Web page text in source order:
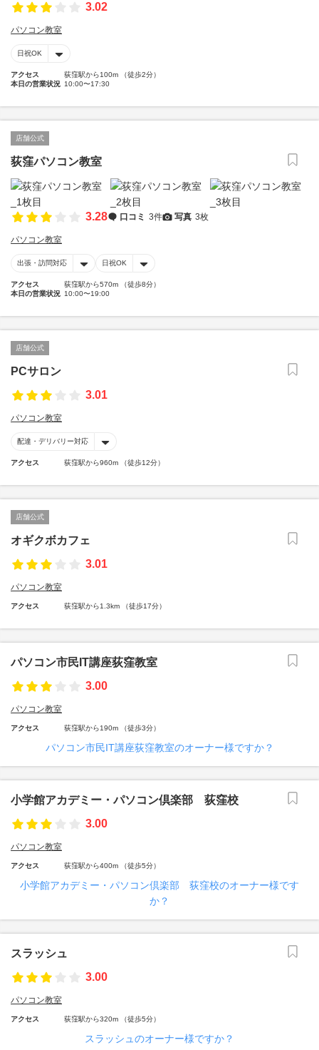
3.02
パソコン教室
日祝OK
アクセス
荻窪駅から100m （徒歩2分）
本日の営業状況 10:00〜17:30
店舗公式
荻窪パソコン教室
3.28 口コミ 3件 写真 3枚
パソコン教室
出張・訪問対応 日祝OK
アクセス
荻窪駅から570m （徒歩8分）
本日の営業状況 10:00〜19:00
店舗公式
PCサロン
3.01
パソコン教室
配達・デリバリー対応
アクセス 荻窪駅から960m （徒歩12分）
店舗公式
オギクボカフェ
3.01
パソコン教室
アクセス 荻窪駅から1.3km （徒歩17分）
パソコン市民IT講座荻窪教室
3.00
パソコン教室
アクセス 荻窪駅から190m （徒歩3分）
パソコン市民IT講座荻窪教室のオーナー様ですか？
小学館アカデミー・パソコン倶楽部 荻窪校
3.00
パソコン教室
アクセス 荻窪駅から400m （徒歩5分）
小学館アカデミー・パソコン倶楽部 荻窪校のオーナー様です
か？
スラッシュ
3.00
パソコン教室
アクセス 荻窪駅から320m （徒歩5分）
スラッシュのオーナー様ですか？